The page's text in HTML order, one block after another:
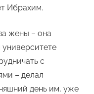
Ибрахим.
жены – она
с
– делал
день им, уже